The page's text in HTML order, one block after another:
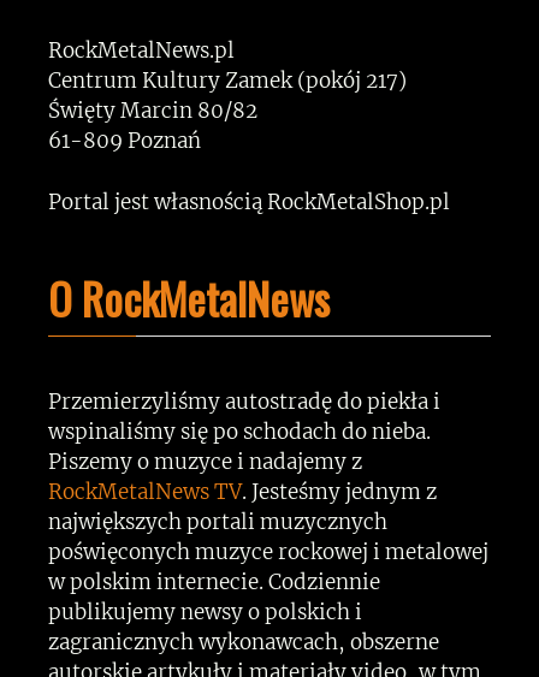
RockMetalNews.pl
Centrum Kultury Zamek (pokój 217)
Święty Marcin 80/82
61-809 Poznań
Portal jest własnością RockMetalShop.pl
O RockMetalNews
Przemierzyliśmy autostradę do piekła i
wspinaliśmy się po schodach do nieba.
Piszemy o muzyce i nadajemy z
RockMetalNews TV. Jesteśmy jednym z
największych portali muzycznych
poświęconych muzyce rockowej i metalowej
w polskim internecie. Codziennie
publikujemy newsy o polskich i
zagranicznych wykonawcach, obszerne
autorskie artykuły i materiały video, w tym